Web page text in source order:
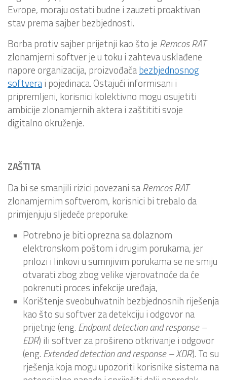
Evrope, moraju ostati budne i zauzeti proaktivan
stav prema sajber bezbjednosti.
Borba protiv sajber prijetnji kao što je RemcosRAT
zlonamjerni softver je u toku i zahteva usklađene
napore organizacija, proizvođačabezbjednosnog
softverai pojedinaca. Ostajući informisani i
pripremljeni, korisnici kolektivno mogu osujetiti
ambicije zlonamjernih aktera i zaštititi svoje
digitalno okruženje.
ZAŠTITA
Da bi se smanjili rizici povezani saRemcosRAT
zlonamjernim softverom, korisnici bi trebalo da
primjenjuju sljedeće preporuke:
Potrebno je biti oprezna sa dolaznom
elektronskom poštom i drugim porukama, jer
prilozi i linkovi u sumnjivim porukama se ne smiju
otvarati zbog zbog velike vjerovatnoće da će
pokrenuti proces infekcije uređaja,
Korištenje sveobuhvatnih bezbjednosnih riješenja
kao što su softver za detekciju i odgovor na
prijetnje (eng. Endpoint detection and response –
EDR) ili softver za prošireno otkrivanje i odgovor
(eng. Extended detection and response – XDR). To su
rješenja koja mogu upozoriti korisnike sistema na